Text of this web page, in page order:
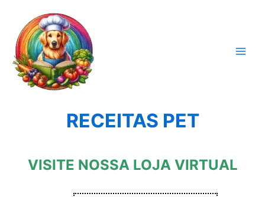
conteúdo
RECEITAS PET
VISITE NOSSA LOJA VIRTUAL